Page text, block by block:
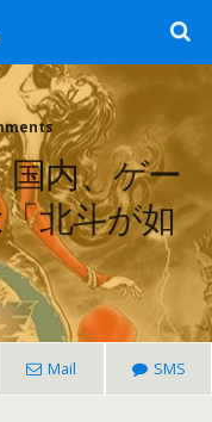
国内、ゲー
北斗が如
Mail SMS